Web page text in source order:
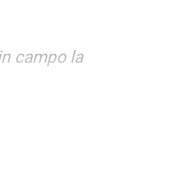
campo la
e lui ha